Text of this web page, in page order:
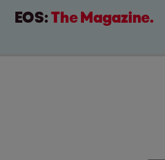
EOS:The Magazine.